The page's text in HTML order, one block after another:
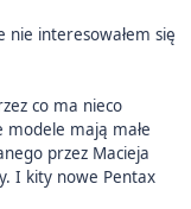
interesowałem się
co ma nieco
modele mają małe
przez Macieja
I kity nowe Pentax